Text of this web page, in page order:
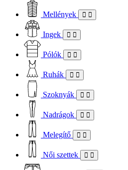
Mellények
Ingek
Pólók
Ruhák
Szoknyák
Nadrágok
Melegítő
Női szettek